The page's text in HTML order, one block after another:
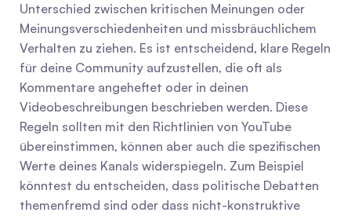
Unterschied zwischen kritischen Meinungen oder
Meinungsverschiedenheiten und missbräuchlichem
Verhalten zu ziehen. Es ist entscheidend, klare Regeln
für deine Community aufzustellen, die oft als
Kommentare angeheftet oder in deinen
Videobeschreibungen beschrieben werden. Diese
Regeln sollten mit den Richtlinien von YouTube
übereinstimmen, können aber auch die spezifischen
Werte deines Kanals widerspiegeln. Zum Beispiel
könntest du entscheiden, dass politische Debatten
themenfremd sind oder dass nicht-konstruktive